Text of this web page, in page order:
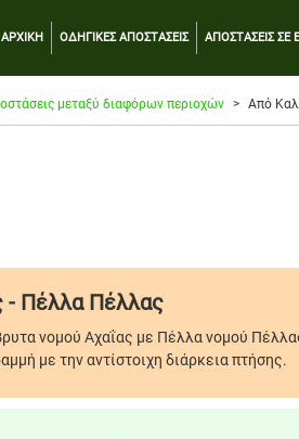
ΑΡΧΙΚΗ ΟΔΗΓΙΚΕΣ ΑΠΟΣΤΑΣΕΙΣ ΑΠΟΣΤΑΣΕΙΣ ΣΕ
μεταξύ διαφόρων περιοχών Από
- Πέλλα Πέλλας
νομού Αχαΐας με Πέλλα νομού
με την αντίστοιχη διάρκεια πτήσης.